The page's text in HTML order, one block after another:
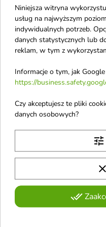

Batiste Sunset Vibes
Suchy Szampon do
włosów 200 ml
Cytrusowe orzeźwienie
5,75 £
favorite_border
Niniejsza witryna
usług na najwyższym
indywidualnych potrzeb.
danych statystycznych lub
reklam, w tym z
Informacje o tym, jak
https://
Czy akceptujesz te pliki
danych osobowych?
tune
clear
done_all